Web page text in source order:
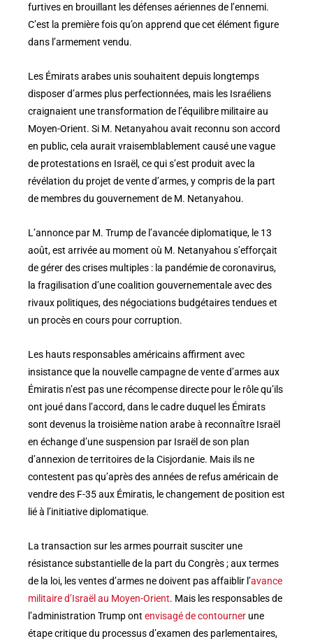
furtives en brouillant les défenses aériennes de l’ennemi.
C’est la première fois qu’on apprend que cet élément figure
dans l’armement vendu.
Les Émirats arabes unis souhaitent depuis longtemps
disposer d’armes plus perfectionnées, mais les Israéliens
craignaient une transformation de l’équilibre militaire au
Moyen-Orient. Si M. Netanyahou avait reconnu son accord
en public, cela aurait vraisemblablement causé une vague
de protestations en Israël, ce qui s’est produit avec la
révélation du projet de vente d’armes, y compris de la part
de membres du gouvernement de M. Netanyahou.
L’annonce par M. Trump de l’avancée diplomatique, le 13
août, est arrivée au moment où M. Netanyahou s’efforçait
de gérer des crises multiples : la pandémie de coronavirus,
la fragilisation d’une coalition gouvernementale avec des
rivaux politiques, des négociations budgétaires tendues et
un procès en cours pour corruption.
Les hauts responsables américains affirment avec
insistance que la nouvelle campagne de vente d’armes aux
Émiratis n’est pas une récompense directe pour le rôle qu’ils
ont joué dans l’accord, dans le cadre duquel les Émirats
sont devenus la troisième nation arabe à reconnaître Israël
en échange d’une suspension par Israël de son plan
d’annexion de territoires de la Cisjordanie. Mais ils ne
contestent pas qu’après des années de refus américain de
vendre des F-35 aux Émiratis, le changement de position est
lié à l’initiative diplomatique.
La transaction sur les armes pourrait susciter une
résistance substantielle de la part du Congrès ; aux termes
de la loi, les ventes d’armes ne doivent pas affaiblir l’avance
militaire d’Israël au Moyen-Orient. Mais les responsables de
l’administration Trump ont envisagé de contourner une
étape critique du processus d’examen des parlementaires,